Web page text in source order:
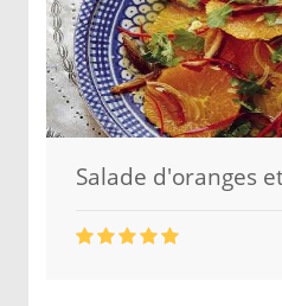
Salade d'oranges